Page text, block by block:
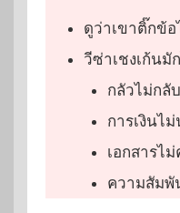
ดูว่าเขาติ๊กข้อ
วีซ่าเชงเก้นมั
กลัวไม่กลับ
การเงินไ
เอกสารไ
ความสัมพั